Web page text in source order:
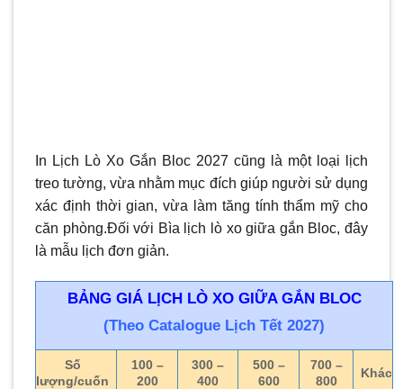
In Lịch Lò Xo Gắn Bloc 2027 cũng là một loại lịch
treo tường, vừa nhằm mục đích giúp người sử dụng
xác định thời gian, vừa làm tăng tính thẩm mỹ cho
căn phòng.Đối với Bìa lịch lò xo giữa gắn Bloc, đây
là mẫu lịch đơn giản.
BẢNG GIÁ LỊCH LÒ XO GIỮA GẮN BLOC
(Theo Catalogue Lịch Tết 2027)
Số
lượng/cuốn
100 –
200
300 –
400
500 –
600
700 –
800
Khác